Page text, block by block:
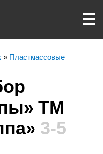
» Пластмассовые
ТМ
3-5